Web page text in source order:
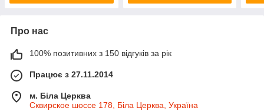
Про нас
100% позитивних з 150 відгуків за рік
Працює з 27.11.2014
м. Біла Церква
Сквирское шоссе 178, Біла Церква, Україна